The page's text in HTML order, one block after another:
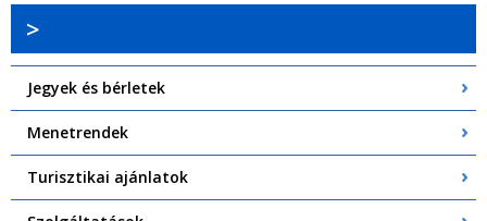
menetrendkeresőhöz
almenühöz
tartalomra
oldaltérképre
>
Jegyek és bérletek
Menetrendek
Turisztikai ajánlatok